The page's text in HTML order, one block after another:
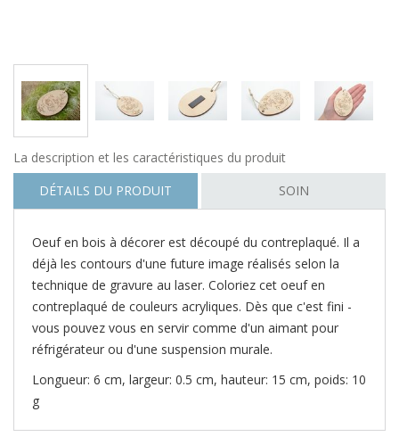
La description et les caractéristiques du produit
DÉTAILS DU PRODUIT
SOIN
Oeuf en bois à décorer est découpé du contreplaqué. Il a
déjà les contours d'une future image réalisés selon la
technique de gravure au laser. Coloriez cet oeuf en
contreplaqué de couleurs acryliques. Dès que c'est fini -
vous pouvez vous en servir comme d'un aimant pour
réfrigérateur ou d'une suspension murale.
Longueur: 6 cm, largeur: 0.5 cm, hauteur: 15 cm, poids: 10
g